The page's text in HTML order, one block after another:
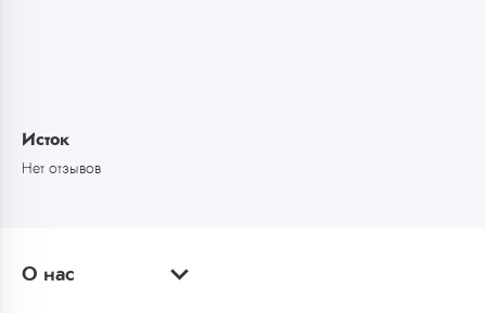
Исток
Нет отзывов
О нас